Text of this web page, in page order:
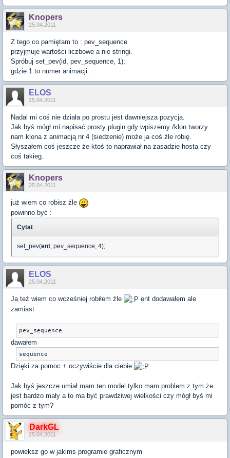
Knopers
25.04.2011
Z tego co pamiętam to : pev_sequence
przyjmuje wartości liczbowe a nie stringi.
Spróbuj set_pev(id, pev_sequence, 1);
gdzie 1 to numer animacji.
ELOS
25.04.2011
Nadal mi coś nie działa po prostu jest dawniejsza pozycja.
Jak byś mógł mi napisać prosty plugin gdy wpiszemy /klon tworzy
nam klona z animacją nr 4 (siedzenie) może ja coś źle robię.
Słyszałem coś jeszcze że ktoś to naprawiał na zasadzie hosta czy
coś takieg.
Knopers
25.04.2011
już wiem co robisz źle
powinno być :
Cytat
set_pev(ent , pev_sequence, 4);
ELOS
25.04.2011
Ja też wiem co wcześniej robiłem źle
ent dodawałem ale
zamiast
pev_sequence
dawałem
sequence
Dzięki za pomoc + oczywiście dla ciebie
Jak byś jeszcze umiał mam ten model tylko mam problem z tym że
jest bardzo mały a to ma być prawdziwej wielkości czy mógł byś mi
pomóc z tym?
DarkGL
25.04.2011
powieksz go w jakims programie graficznym